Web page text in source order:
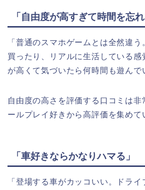
「自由度が高すぎて時間を忘れ
「普通のスマホゲームとは全然違
買ったり、リアルに生活している感
が高くて気づいたら何時間も遊んで
自由度の高さを評価する口コミは非
ールプレイ好きから高評価を集めて
「車好きならかなりハマる」
「登場する車がカッコいい。ドラ